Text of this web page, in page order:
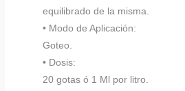
equilibrado de la misma.
• Modo de Aplicación:
Goteo.
• Dosis:
20 gotas ó 1 Ml por litro.